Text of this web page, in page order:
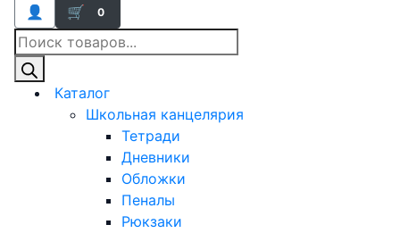
👤 🛒 0
Поиск
товаров
Каталог
Школьная канцелярия
Тетради
Дневники
Обложки
Пеналы
Рюкзаки